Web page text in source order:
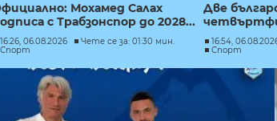
Мохамед Салах
с Трабзонспор до 2028...
16:26, 06.08.2026
Чете се за: 01:30 мин.
Спорт
Две
16:54,
Спорт